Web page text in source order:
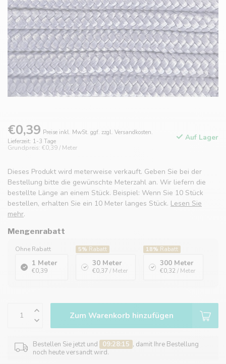
€0,39 Preise inkl. MwSt. ggf. zzgl. Versandkosten.
Lieferzeit: 1-3 Tage
Grundpreis: €0,39 / Meter
Auf Lager
Dieses Produkt wird meterweise verkauft. Geben Sie bei der
Bestellung bitte die gewünschte Meterzahl an. Wir liefern die
bestellte Länge an einem Stück. Beispiel: Wenn Sie 10 Stück
bestellen, erhalten Sie ein 10 Meter langes Stück. Lesen Sie
mehr.
Mengenrabatt
Ohne Rabatt
1 Meter
€0,39
5% Rabatt
30 Meter
€0,37/ Meter
18% Rabatt
300 Meter
€0,32 / Meter
Zum Warenkorb hinzufügen
Bestellen Sie jetzt und 09:28:14 , damit Ihre Bestellung
noch heute versandt wird.